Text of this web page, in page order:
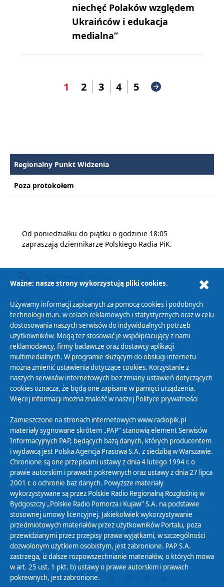
niechęć Polaków względem
Ukraińców i edukacja
medialna”
1 2 3 4 5
Regionalny Punkt Widzenia
Poza protokołem
Od poniedziałku do piątku o godzinie 18:05
zapraszają dziennikarze Polskiego Radia PiK.
PODCAST AUDIO
Polityka Prywatności
Zasady korzystania z Serwisu
Organizacje Pożytku Publicznego
Cyfryzacja DAB+
Polityka ochrony danych osobowych
Abonament
Zamówienia publiczne
Biuletyn Informacji Publicznej
Ważne: nasze strony wykorzystują pliki cookies.
Używamy informacji zapisanych za pomocą cookies i podobnych
technologii m.in. w celach reklamowych i statystycznych oraz w celu
dostosowania naszych serwisów do indywidualnych potrzeb
użytkowników. Mogą też stosować je współpracujący z nami
reklamodawcy, firmy badawcze oraz dostawcy aplikacji
multimedialnych. W programie służącym do obsługi internetu
można zmienić ustawienia dotyczące cookies. Korzystanie z
naszych serwisów internetowych bez zmiany ustawień dotyczących
cookies oznacza, że będą one zapisane w pamięci urządzenia.
Więcej informacji można znaleźć w naszej Polityce prywatności
Zamieszczone na stronach internetowych www.radiopik.pl
materiały sygnowane skrótem „PAP” stanowią element Serwisów
Informacyjnych PAP, będących bazą danych, których producentem
i wydawcą jest Polska Agencja Prasowa S.A. z siedzibą w Warszawie.
Chronione są one przepisami ustawy z dnia 4 lutego 1994 r. o
prawie autorskim i prawach pokrewnych oraz ustawy z dnia 27 lipca
2001 r. o ochronie baz danych. Powyższe materiały
wykorzystywane są przez Polskie Radio Regionalną Rozgłośnię w
Bydgoszczy „Polskie Radio Pomorza i Kujaw” S.A. na podstawie
stosownej umowy licencyjnej. Jakiekolwiek wykorzystywanie
przedmiotowych materiałów przez użytkowników Portalu, poza
przewidzianymi przez przepisy prawa wyjątkami, w szczególności
dozwolonym użytkiem osobistym, jest zabronione. PAP S.A.
zastrzega, iż dalsze rozpowszechnianie materiałów, o których mowa
w art. 25 ust. 1 pkt. b) ustawy o prawie autorskim i prawach
pokrewnych, jest zabronione.